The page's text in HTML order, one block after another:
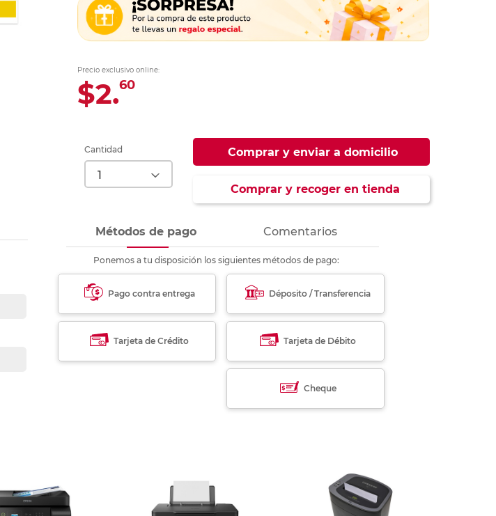
Ver más
Ver más
Ver más
Ver más
Precio exclusivo online:
$2.60
Cantidad Comprar y enviar a domicilio
Comprar y recoger en tienda
Métodos de pago Comentarios
Ponemos a tu disposición los siguientes métodos de pago:
Pago contra entrega Déposito / Transferencia
Tarjeta de Crédito Tarjeta de Débito
Cheque